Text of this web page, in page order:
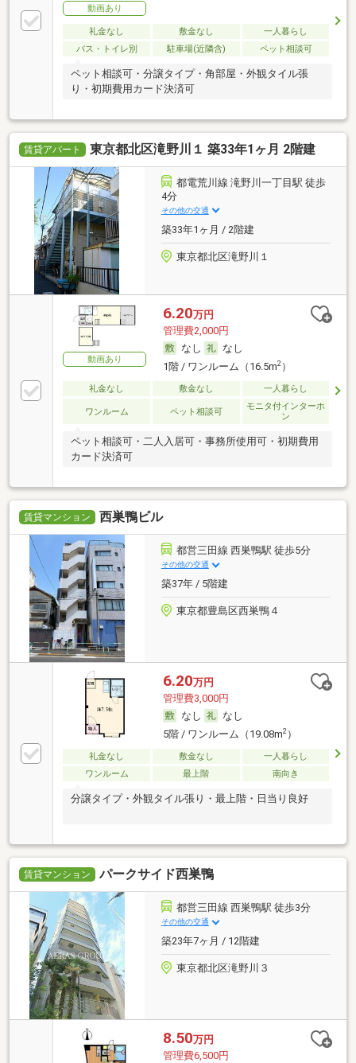
動画あり
礼金なし 敷金なし
一人暮らし
バス・トイレ別
駐車場(近隣含) ペット相談可
ペット相談可・分譲タイプ・角部屋・外観タイル張
り・初期費用カード決済可
賃貸アパート 東京都北区滝野川１ 築33年1ヶ月 2階建
都電荒川線 滝野川一丁目駅 徒歩
4分
その他の交通
築33年1ヶ月 / 2階建
東京都北区滝野川１
動画あり
6.20万円
管理費2,000円
なし
なし
1階 / ワンルーム（16.5m2）
礼金なし 敷金なし 一人暮らし
ワンルーム ペット相談可
モニタ付インターホ
ン
ペット相談可・二人入居可・事務所使用可・初期費用
カード決済可
賃貸マンション 西巣鴨ビル
都営三田線 西巣鴨駅 徒歩5分
その他の交通
築37年 / 5階建
東京都豊島区西巣鴨４
6.20万円
管理費3,000円
なし
なし
5階 / ワンルーム（19.08m2）
礼金なし 敷金なし
一人暮らし
ワンルーム
最上階 南向き
分譲タイプ・外観タイル張り・最上階・日当り良好
賃貸マンション パークサイド西巣鴨
都営三田線 西巣鴨駅 徒歩3分
その他の交通
築23年7ヶ月 / 12階建
東京都北区滝野川３
8.50万円
管理費6,500円